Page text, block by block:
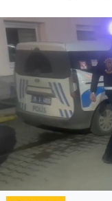
SPOR
MAGAZİN